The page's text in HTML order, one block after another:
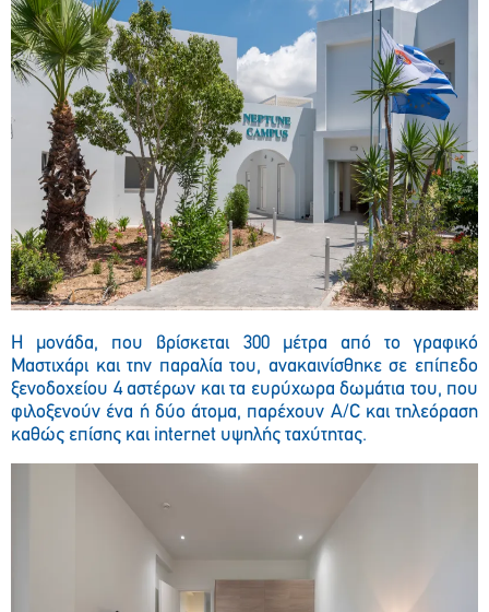
Η μονάδα, που βρίσκεται 300 μέτρα από το γραφικό
Μαστιχάρι και την παραλία του, ανακαινίσθηκε σε επίπεδο
ξενοδοχείου 4 αστέρων και τα ευρύχωρα δωμάτια του, που
φιλοξενούν ένα ή δύο άτομα, παρέχουν A/Cκαι τηλεόραση
καθώς επίσης και internet υψηλής ταχύτητας.